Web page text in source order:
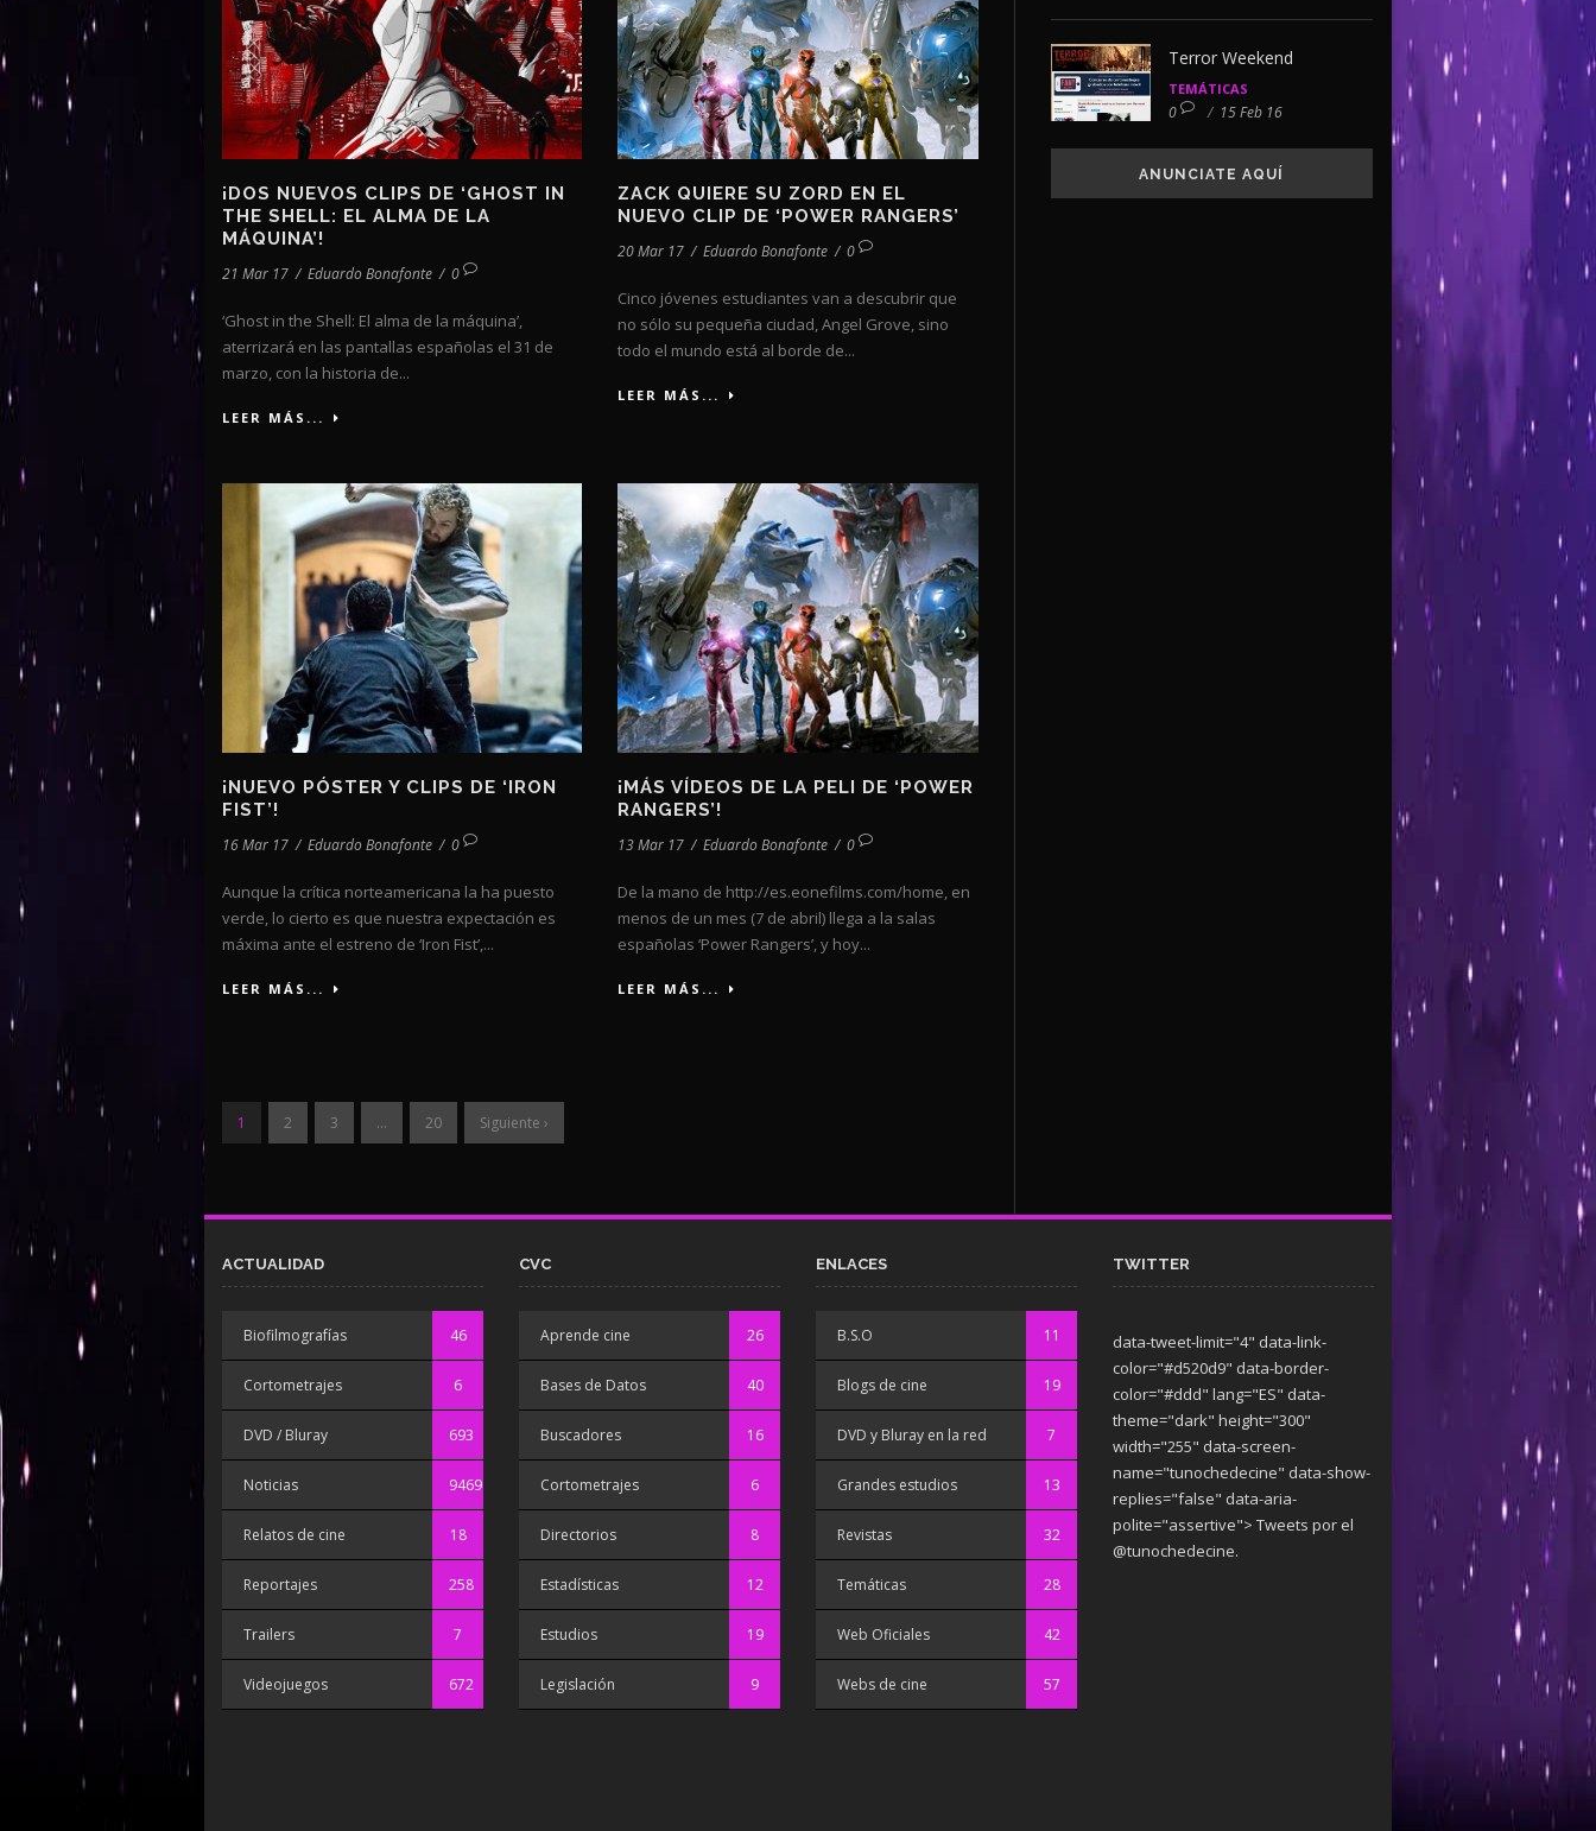
¡DOS NUEVOS CLIPS DE ‘GHOST IN
THE SHELL: EL ALMA DE LA
MÁQUINA’!
21 Mar 17 / Eduardo Bonafonte / 0
‘Ghost in the Shell: El alma de la máquina’,
aterrizará en las pantallas españolas el 31 de
marzo, con la historia de...
LEER MÁS...
ZACK QUIERE SU ZORD EN EL
NUEVO CLIP DE ‘POWER RANGERS’
20 Mar 17 / Eduardo Bonafonte / 0
Cinco jóvenes estudiantes van a descubrir que
no sólo su pequeña ciudad, Angel Grove, sino
todo el mundo está al borde de...
LEER MÁS...
¡NUEVO PÓSTER Y CLIPS DE ‘IRON
FIST’!
16 Mar 17 / Eduardo Bonafonte / 0
Aunque la crítica norteamericana la ha puesto
verde, lo cierto es que nuestra expectación es
máxima ante el estreno de ‘Iron Fist’,...
LEER MÁS...
¡MÁS VÍDEOS DE LA PELI DE ‘POWER
RANGERS’!
13 Mar 17 / Eduardo Bonafonte / 0
De la mano de http://es.eonefilms.com/home, en
menos de un mes (7 de abril) llega a la salas
españolas ‘Power Rangers’, y hoy...
LEER MÁS...
1 2 3 … 20 Siguiente ›
Terror Weekend
TEMÁTICAS
0 / 15 Feb 16
ANUNCIATE AQUÍ
ACTUALIDAD
Biofilmografías 46
Cortometrajes 6
DVD / Bluray 693
Noticias 9469
Relatos de cine 18
Reportajes 258
Trailers 7
Videojuegos 672
CVC
Aprende cine 26
Bases de Datos 40
Buscadores 16
Cortometrajes 6
Directorios 8
Estadísticas 12
Estudios 19
Legislación 9
ENLACES
B.S.O 11
Blogs de cine 19
DVD y Bluray en la red 7
Grandes estudios 13
Revistas 32
Temáticas 28
Web Oficiales 42
Webs de cine 57
TWITTER
data-tweet-limit="4" data-link-
color="#d520d9" data-border-
color="#ddd" lang="ES" data-
theme="dark" height="300"
width="255" data-screen-
name="tunochedecine" data-show-
replies="false" data-aria-
polite="assertive"> Tweets por el
@tunochedecine.